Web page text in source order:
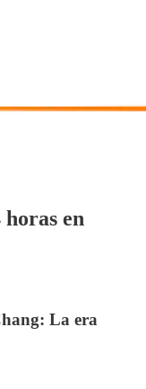
horas en
La era